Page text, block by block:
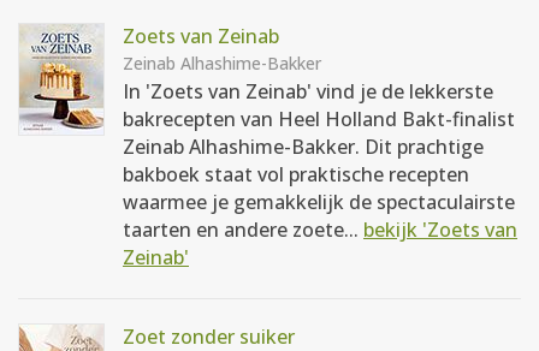
Zoets van Zeinab
Zeinab Alhashime-Bakker
In 'Zoets van Zeinab' vind je de lekkerste
bakrecepten van Heel Holland Bakt-finalist
Zeinab Alhashime-Bakker. Dit prachtige
bakboek staat vol praktische recepten
waarmee je gemakkelijk de spectaculairste
taarten en andere zoete... bekijk 'Zoets van
Zeinab'
Zoet zonder suiker